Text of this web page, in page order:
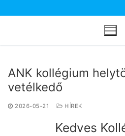
a
ANK kollégium
vetélkedő
2026-05-21 HÍREK
Kedves